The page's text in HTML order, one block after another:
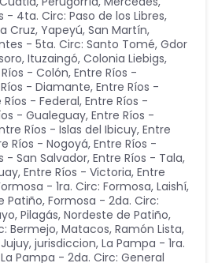
- 4ta. Circ: Paso de los Libres,
Cruz, Yapeyú, San Martín,
- 5ta. Circ: Santo Tomé, Gdor
Ituzaingó, Colonia Liebigs,
- Colón, Entre Ríos -
- Diamante, Entre Ríos -
Ríos - Federal, Entre Ríos -
- Gualeguay, Entre Ríos -
Ríos - Islas del Ibicuy, Entre
Ríos - Nogoyá, Entre Ríos -
- San Salvador, Entre Ríos - Tala,
, Entre Ríos - Victoria, Entre
- 1ra. Circ: Formosa, Laishí,
Patiño, Formosa - 2da. Circ:
Pilagás, Nordeste de Patiño,
Bermejo, Matacos, Ramón Lista,
Jujuy, jurisdiccion, La Pampa - 1ra.
La Pampa - 2da. Circ: General